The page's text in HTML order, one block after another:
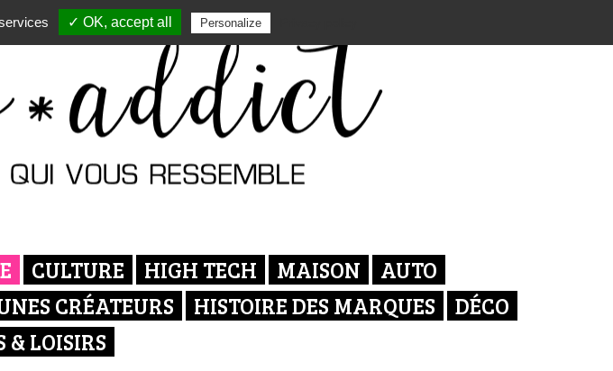
CULTURE HIGH TECH MAISON
AUTO
CRÉATEURS HISTOIRE DES MARQUES
DÉCO
& LOISIRS
✓ OK, accept all Personalize